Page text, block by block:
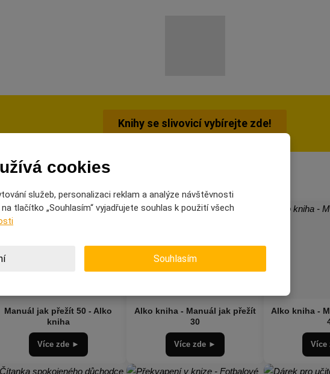
Knihy se slivovicí vybírejte zde!
Manuál jak přežít 50 - Alko
kniha
Více zde ►
Alko kniha - Manuál jak přežít
30
Více zde ►
Alko kniha -
Více
cookies
služeb, personalizaci reklam a analýze návštěvnosti
tlačítko „Souhlasím“ vyjadřujete souhlas k použití všech
Souhlasím